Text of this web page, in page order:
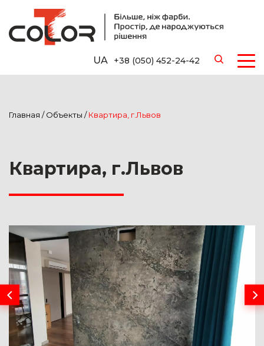
UA +38 (050) 452-24-42
Главная /Объекты /Квартира, г.Львов
Квартира, г.Львов